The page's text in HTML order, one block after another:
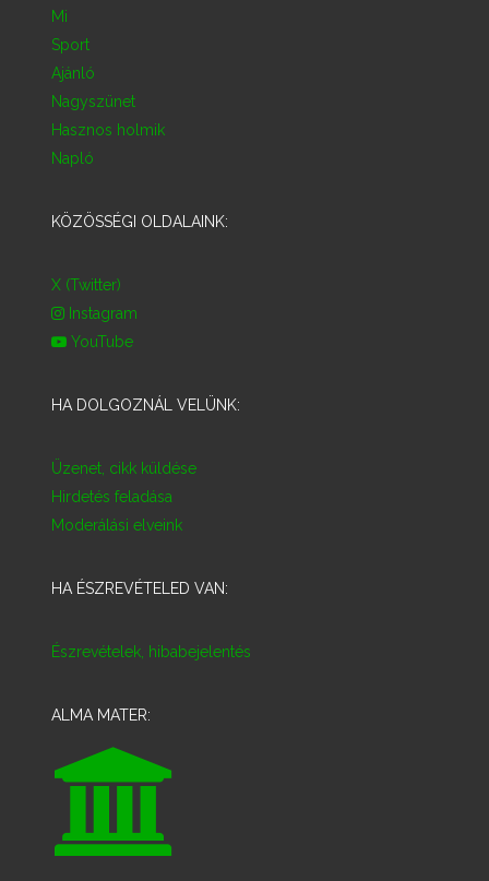
Mi
Sport
Ajánló
Nagyszünet
Hasznos holmik
Napló
KÖZÖSSÉGI OLDALAINK:
X (Twitter)
Instagram
YouTube
HA DOLGOZNÁL VELÜNK:
Üzenet, cikk küldése
Hirdetés feladása
Moderálási elveink
HA ÉSZREVÉTELED VAN:
Észrevételek, hibabejelentés
ALMA MATER: